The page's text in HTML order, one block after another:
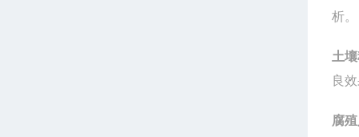
析。
土
良
腐